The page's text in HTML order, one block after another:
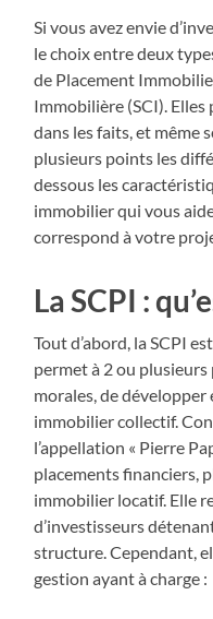
Si vous avez envie
le choix entre deux
de Placement
Immobilière (SCI).
dans les faits, et même
plusieurs points les
dessous les
immobilier qui vous
correspond à votre
La SCPI :
Tout d’abord, la SCPI
permet à 2 ou
morales, de
immobilier collectif.
l’appellation « Pierre
placements financiers,
immobilier locatif. Elle
d’investisseurs
structure. Cependant,
gestion ayant à charge :